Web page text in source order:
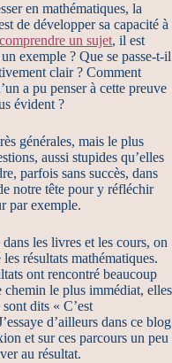
en mathématiques, la
de développer sa capacité à
un sujet, il est
exemple ? Que se passe-t-il
clair ? Comment
a pu penser à cette preuve
évident ?
générales, mais le plus
aussi stupides qu’elles
parfois sans succès, dans
notre tête pour y réfléchir
par exemple.
les livres et les cours, on
résultats mathématiques.
ont rencontré beaucoup
le plus immédiat, elles
dits « C’est
d’ailleurs dans ce blog
et sur ces parcours un peu
au résultat.